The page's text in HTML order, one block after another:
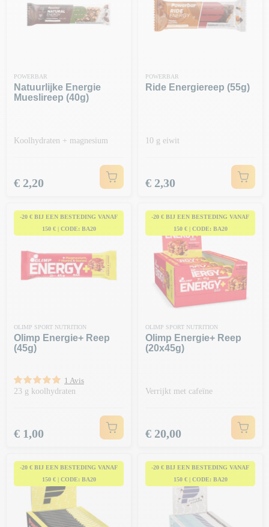
POWERBAR
Natuurlijke Energie
Mueslireep (40g)
Koolhydraten + magnesium
Prijs
€ 2,20
POWERBAR
Ride Energiereep (55g)
10 g eiwit
Prijs
€ 2,30
-20 € BIJ EEN BESTEDING VANAF
150 € | CODE: BA20
OLIMP SPORT NUTRITION
Olimp Energie+ Reep
(45g)
1 Avis
23 g koolhydraten
Prijs
€ 1,00
-20 € BIJ EEN BESTEDING VANAF
150 € | CODE: BA20
OLIMP SPORT NUTRITION
Olimp Energie+ Reep
(20x45g)
Verrijkt met cafeïne
Prijs
€ 20,00
-20 € BIJ EEN BESTEDING VANAF
150 € | CODE: BA20
-20 € BIJ EEN BESTEDING VANAF
150 € | CODE: BA20